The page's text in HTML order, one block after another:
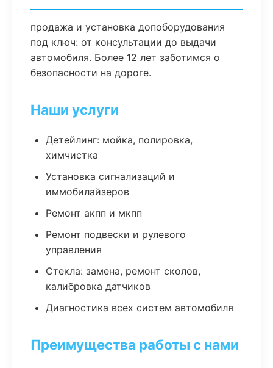
продажа и установка допоборудования
под ключ: от консультации до выдачи
автомобиля. Более 12 лет заботимся о
безопасности на дороге.
Наши услуги
Детейлинг: мойка, полировка,
химчистка
Установка сигнализаций и
иммобилайзеров
Ремонт акпп и мкпп
Ремонт подвески и рулевого
управления
Стекла: замена, ремонт сколов,
калибровка датчиков
Диагностика всех систем автомобиля
Преимущества работы с нами